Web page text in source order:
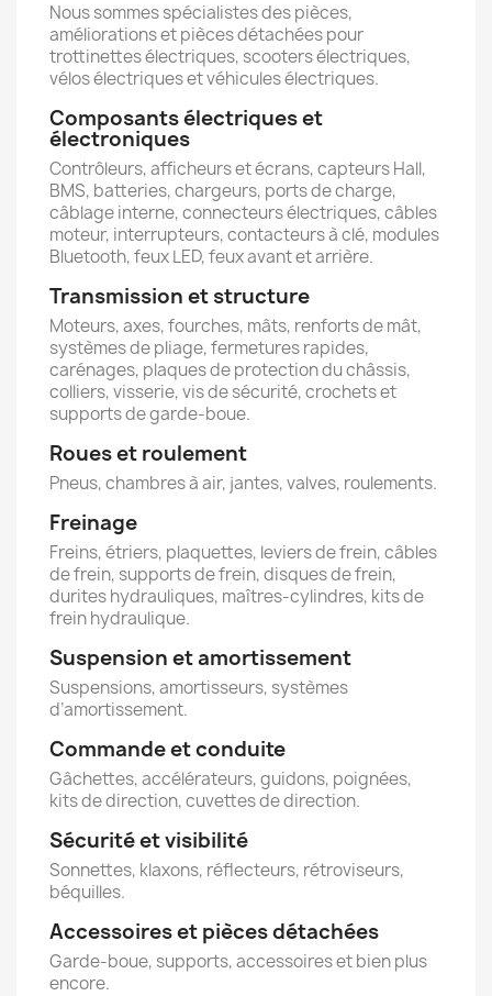
Nous sommes spécialistes des pièces,
améliorations et pièces détachées pour
trottinettes électriques, scooters électriques,
vélos électriques et véhicules électriques.
Composants électriques et
électroniques
Contrôleurs, afficheurs et écrans, capteurs Hall,
BMS, batteries, chargeurs, ports de charge,
câblage interne, connecteurs électriques, câbles
moteur, interrupteurs, contacteurs à clé, modules
Bluetooth, feux LED, feux avant et arrière.
Transmission et structure
Moteurs, axes, fourches, mâts, renforts de mât,
systèmes de pliage, fermetures rapides,
carénages, plaques de protection du châssis,
colliers, visserie, vis de sécurité, crochets et
supports de garde-boue.
Roues et roulement
Pneus, chambres à air, jantes, valves, roulements.
Freinage
Freins, étriers, plaquettes, leviers de frein, câbles
de frein, supports de frein, disques de frein,
durites hydrauliques, maîtres-cylindres, kits de
frein hydraulique.
Suspension et amortissement
Suspensions, amortisseurs, systèmes
d’amortissement.
Commande et conduite
Gâchettes, accélérateurs, guidons, poignées,
kits de direction, cuvettes de direction.
Sécurité et visibilité
Sonnettes, klaxons, réflecteurs, rétroviseurs,
béquilles.
Accessoires et pièces détachées
Garde-boue, supports, accessoires et bien plus
encore.